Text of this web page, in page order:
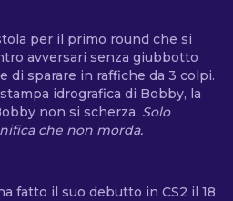
per il primo round che si
avversari senza giubbotto
di sparare in raffiche da 3 colpi.
idrografica di Bobby, la
non si scherza. Solo
che non morda.
fatto il suo debutto in CS2 il 18